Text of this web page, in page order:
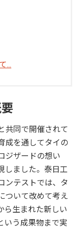
...
共同で開催されて
成を通してタイの
ジザードの想い
しました。泰日工
ンテストでは、タ
ついて改めて考え
ら生まれた新しい
いう成果物まで実